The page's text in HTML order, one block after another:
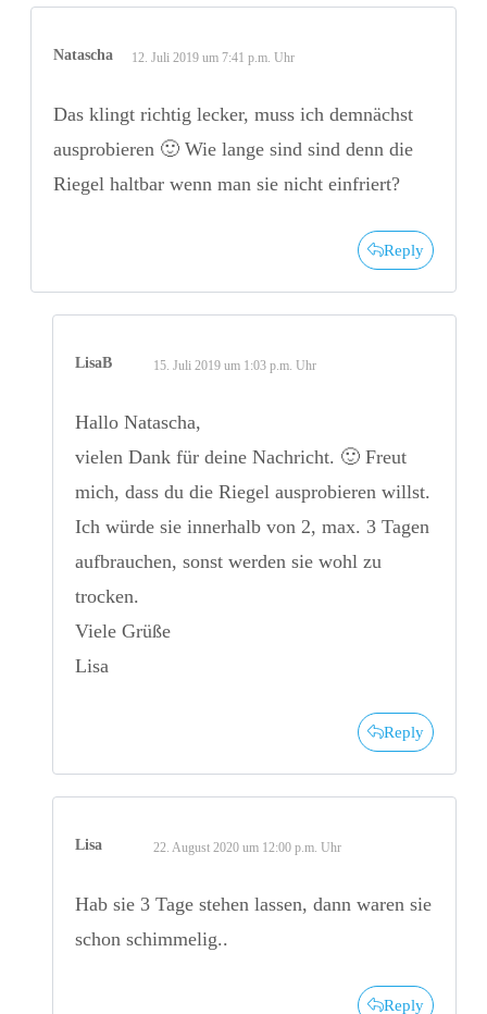
Natascha 12. Juli 2019 um 7:41 p.m. Uhr
Das klingt richtig lecker, muss ich demnächst
ausprobieren 🙂 Wie lange sind sind denn die
Riegel haltbar wenn man sie nicht einfriert?
Reply
LisaB 15. Juli 2019 um 1:03 p.m. Uhr
Hallo Natascha,
vielen Dank für deine Nachricht. 🙂 Freut
mich, dass du die Riegel ausprobieren willst.
Ich würde sie innerhalb von 2, max. 3 Tagen
aufbrauchen, sonst werden sie wohl zu
trocken.
Viele Grüße
Lisa
Reply
Lisa 22. August 2020 um 12:00 p.m. Uhr
Hab sie 3 Tage stehen lassen, dann waren sie
schon schimmelig..
Reply